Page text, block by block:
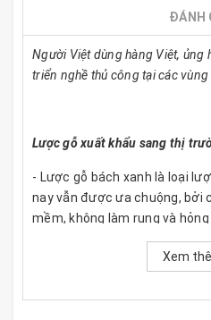
ĐÁNH
Người Việt dùng hàng Việt, ủng
triển nghề thủ công tại các vùng
Lược gỗ xuất khẩu sang thị
- Lược gỗ bách xanh là loại
nay vẫn được ưa chuộng, bởi
mềm, không làm rụng và
được thay đổi theo năm
- Đây là mẫu lược gỗ răng
Xem